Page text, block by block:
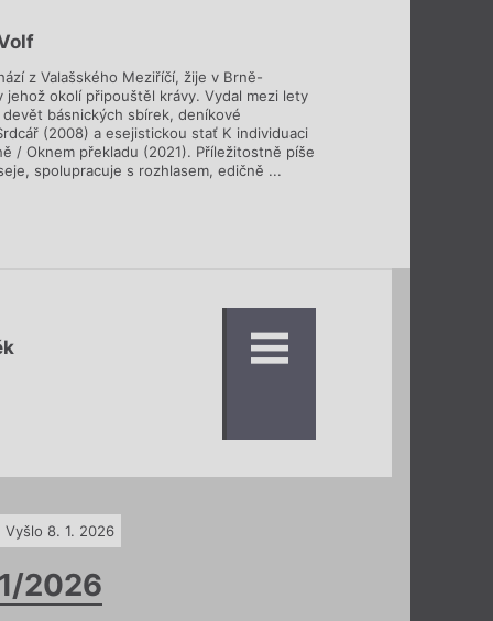
z Valašského Meziříčí, žije v Brně-
jehož okolí připouštěl krávy. Vydal mezi lety
devět básnických sbírek, deníkové
(2008) a esejistickou stať K individuaci
/ Oknem překladu (2021). Příležitostně píše
spolupracuje s rozhlasem, edičně ...
Vyšlo 8. 1. 2026
2026